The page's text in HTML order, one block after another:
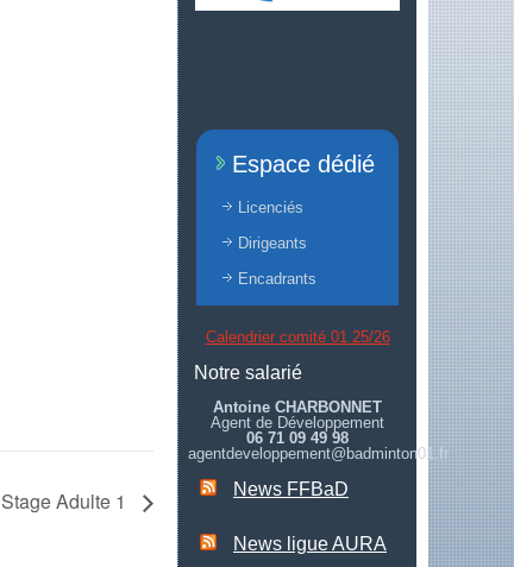
Stage Adulte 1
Espace dédié
Licenciés
Dirigeants
Encadrants
Calendrier comité 01 25/26
Notre salarié
Antoine CHARBONNET
Agent de Développement
06 71 09 49 98
agentdeveloppement@badminton01.fr
News FFBaD
News ligue AURA